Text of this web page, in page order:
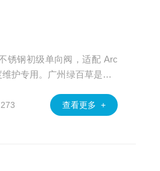
锈钢初级单向阀，适配 Arc
护专用。广州绿百草是Wat
查看更多 +